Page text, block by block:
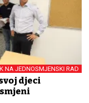
NA JEDNOSMJENSKI RAD
djeci